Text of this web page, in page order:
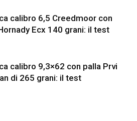
calibro 6,5 Creedmoor con
Ecx 140 grani: il test
calibro 9,3×62 con palla Prvi
di 265 grani: il test